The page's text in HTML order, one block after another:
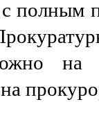
полным
на